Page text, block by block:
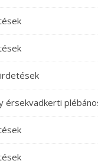
érsekvadkerti